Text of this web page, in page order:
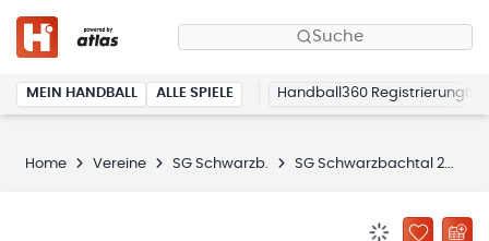
Suche
MEIN HANDBALL ALLE SPIELE Handball360 Registrierung
Home Vereine SG Schwarzb. SG Schwarzbachtal 2